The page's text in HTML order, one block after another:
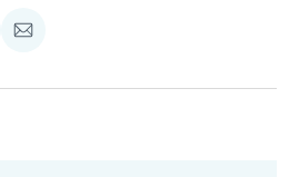
Partager
Courriel